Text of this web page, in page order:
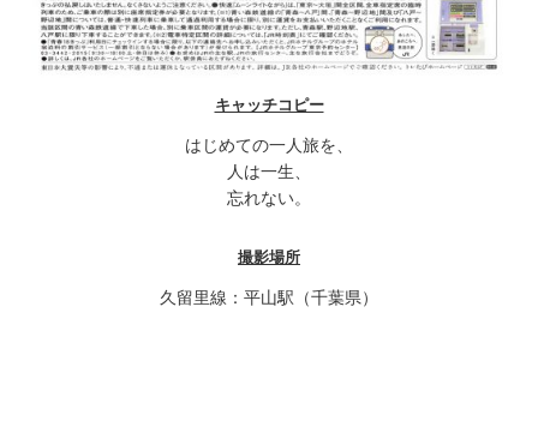
キャッチコピー
はじめての一人旅を、
人は一生、
忘れない。
撮影場所
久留里線：平山駅（千葉県）